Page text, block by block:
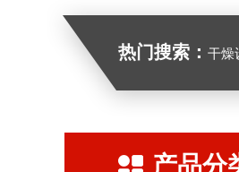
热门搜索： 干燥
产品分